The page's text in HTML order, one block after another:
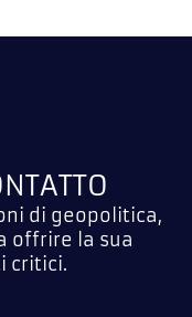
di geopolitica,
offrire la sua
critici.